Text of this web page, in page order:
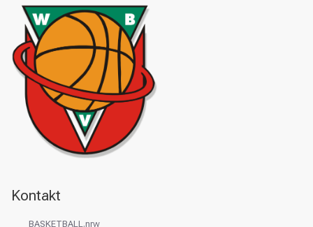
Kontakt
BASKETBALL.nrw